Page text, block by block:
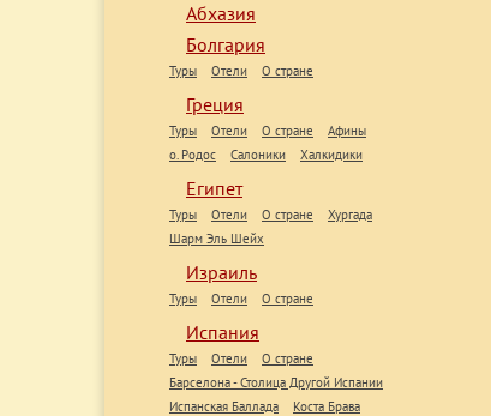
Абхазия
Болгария
Туры Отели О стране
Греция
Туры Отели О стране
Афины
о. Родос
Салоники Халкидики
Египет
Туры Отели О стране
Хургада
Шарм Эль Шейх
Израиль
Туры Отели О стране
Испания
Туры Отели
О стране
Барселона - Столица Другой Испании
Испанская Баллада
Коста Брава